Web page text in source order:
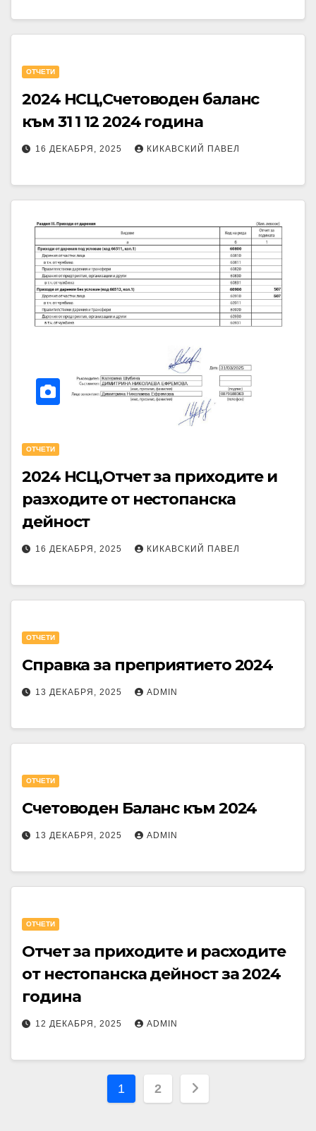
OТЧЕТИ
2024 НСЦ,Счетоводен баланс
към 31 1 12 2024 година
16 ДЕКАБРЯ, 2025 КИКАВСКИЙ ПАВЕЛ
OТЧЕТИ
2024 НСЦ,Отчет за приходите и
разходите от нестопанска
дейност
16 ДЕКАБРЯ, 2025 КИКАВСКИЙ ПАВЕЛ
OТЧЕТИ
Справка за преприятието 2024
13 ДЕКАБРЯ, 2025 ADMIN
OТЧЕТИ
Счетоводен Баланс към 2024
13 ДЕКАБРЯ, 2025 ADMIN
OТЧЕТИ
Отчет за приходите и расходите
от нестопанска дейност за 2024
година
12 ДЕКАБРЯ, 2025 ADMIN
Пагинация
1 2